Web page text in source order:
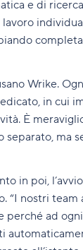
e di
lavoro
Wrike.
in cui
È
separato, ma
in poi,
“I nostri team
perché ad